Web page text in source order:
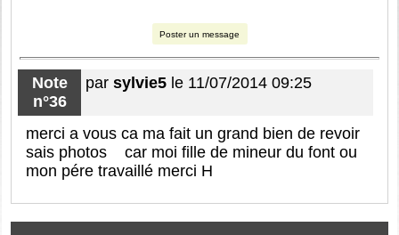
Poster un message
Note
n°36
parsylvie5 le 11/07/2014 09:25
merci a vous ca ma fait un grand bien de revoir
sais photos car moi fille de mineur du font ou
mon pére travaillé merci H